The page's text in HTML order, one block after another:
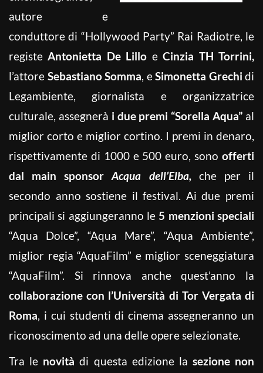
autore e
conduttore di “Hollywood Party” Rai Radiotre, le
registeAntonietta De Lillo eCinzia TH Torrini,
l’attore Sebastiano Somma, eSimonetta Grechi di
Legambiente, giornalista e organizzatrice
culturale, assegnerà i due premi “Sorella Aqua” al
miglior corto e miglior cortino. I premi in denaro,
rispettivamente di 1000 e 500 euro, sono offerti
dal main sponsorAcqua dell’Elba,che per il
secondo anno sostiene il festival. Ai due premi
principali si aggiungeranno le 5 menzioni speciali
“Aqua Dolce”, “Aqua Mare”, “Aqua Ambiente”,
miglior regia “AquaFilm” e miglior sceneggiatura
“AquaFilm”. Si rinnova anche quest’anno la
collaborazione con l’Università di Tor Vergata di
Roma, i cui studenti di cinema assegneranno un
riconoscimento ad una delle opere selezionate.
Tra le novitàdi questa edizione la sezione non